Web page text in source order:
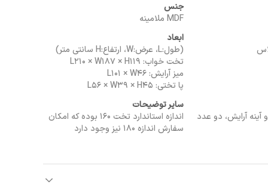
جنس
MDF ملامینه
ابعاد
(طول:L، عرض:W، ارتفاع:H سانتی متر)
تخت خواب: L210 × W187 × H119
میز آرایش: L101 × W46
پا تختی: L56 × W39 × H45
آینه آرایش، دو عدد
سایر توضیحات
اندازه استاندارد تخت 160 بوده که امکان
سفارش اندازه 180 نیز وجود دارد